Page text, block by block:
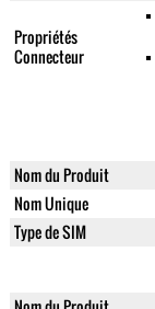
Propriétés
Connecteur
Nom du Produit
Nom Unique
Type de SIM